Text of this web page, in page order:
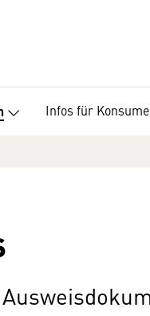
Infos für